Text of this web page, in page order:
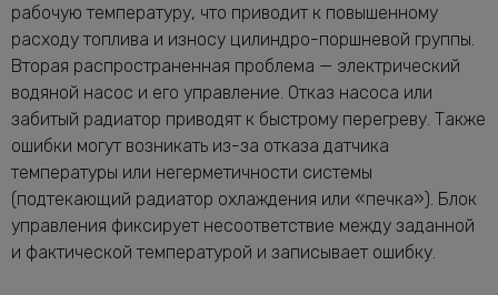
рабочую температуру, что приводит к повышенному
расходу топлива и износу цилиндро-поршневой группы.
Вторая распространенная проблема — электрический
водяной насос и его управление. Отказ насоса или
забитый радиатор приводят к быстрому перегреву. Также
ошибки могут возникать из-за отказа датчика
температуры или негерметичности системы
(подтекающий радиатор охлаждения или «печка»). Блок
управления фиксирует несоответствие между заданной
и фактической температурой и записывает ошибку.